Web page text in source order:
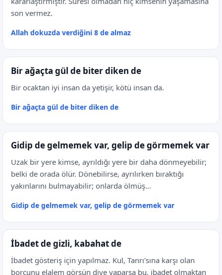
son vermez.
Allah dokuzda verdiğini 8 de almaz
Bir ağaçta gül de biter diken de
Bir ocaktan iyi insan da yetişir, kötü insan da.
Bir ağaçta gül de biter diken de
Gidip de gelmemek var, gelip de görmemek var
Uzak bir yere kimse, ayrıldığı yere bir daha dönmeyebilir;
belki de orada ölür. Dönebilirse, ayrılırken bıraktığı
yakınlarını bulmayabilir; onlarda ölmüş...
Gidip de gelmemek var, gelip de görmemek var
İbadet de gizli, kabahat de
İbadet gösteriş için yapılmaz. Kul, Tanrı'sına karşı olan
borcunu elalem görsün diye yaparsa bu, ibadet olmaktan